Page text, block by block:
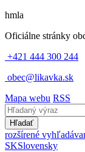
hmla
Oficiálne stránky
+421 444 300 244
obec@likavka.sk
Mapa webu RSS
Hľadať
rozšírené
SKSlovensky